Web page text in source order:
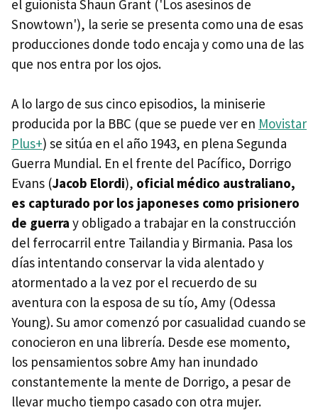
el guionista Shaun Grant ('Los asesinos de
Snowtown'), la serie se presenta como una de esas
producciones donde todo encaja y como una de las
que nos entra por los ojos.
A lo largo de sus cinco episodios, la miniserie
producida por la BBC (que se puede ver en Movistar
Plus+) se sitúa en el año 1943, en plena Segunda
Guerra Mundial. En el frente del Pacífico, Dorrigo
Evans (Jacob Elordi), oficial médico australiano,
es capturado por los japoneses como prisionero
de guerra y obligado a trabajar en la construcción
del ferrocarril entre Tailandia y Birmania. Pasa los
días intentando conservar la vida alentado y
atormentado a la vez por el recuerdo de su
aventura con la esposa de su tío, Amy (Odessa
Young). Su amor comenzó por casualidad cuando se
conocieron en una librería. Desde ese momento,
los pensamientos sobre Amy han inundado
constantemente la mente de Dorrigo, a pesar de
llevar mucho tiempo casado con otra mujer.